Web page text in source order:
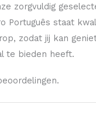
zorgvuldig
Português staat
zodat jij kan
te bieden heeft.